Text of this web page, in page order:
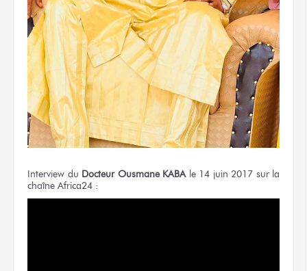
Interview du Docteur Ousmane KABAle 14 juin 2017 sur la
chaîne Africa24 :